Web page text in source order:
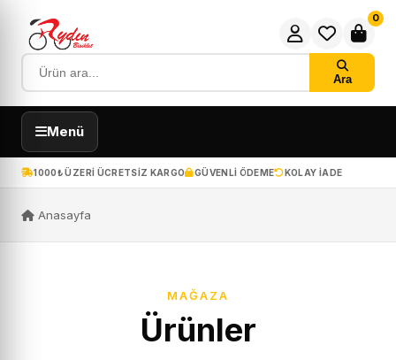
Ara
0
Menü
1000₺ ÜZERI ÜCRETSIZ KARGO GÜVENLI ÖDEME KOLAY IADE
Anasayfa
MAĞAZA
Ürünler